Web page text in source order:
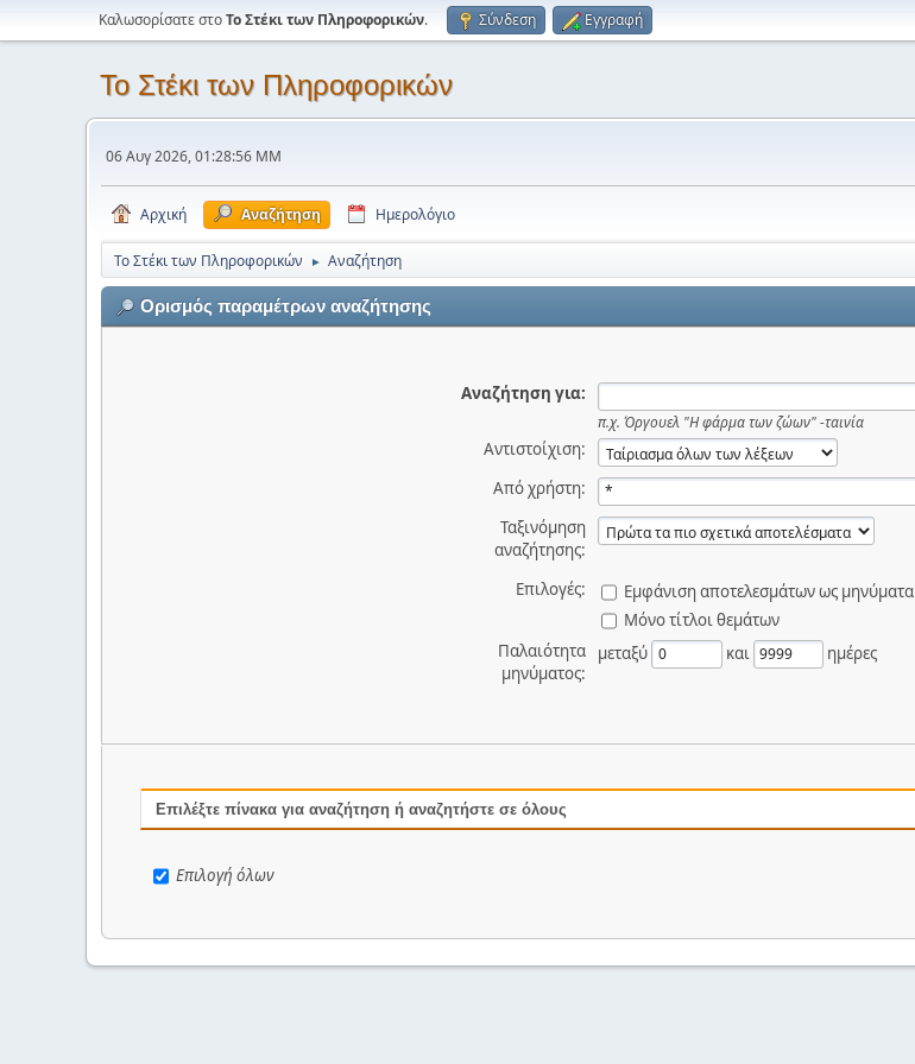
Καλωσορίσατε στοΤο Στέκι των Πληροφορικών. Σύνδεση Εγγραφή
Το Στέκι των Πληροφορικών
06 Αυγ 2026, 01:28:56 ΜΜ
Αρχική Αναζήτηση Ημερολόγιο
Το Στέκι των Πληροφορικών ► Αναζήτηση
Ορισμός παραμέτρων αναζήτησης
Αναζήτηση για:
π.χ. Όργουελ "Η φάρμα των ζώων" -ταινία
Αντιστοίχιση:
Από χρήστη:
Ταξινόμηση
αναζήτησης:
Επιλογές:
Εμφάνιση αποτελεσμάτων ως μηνύματα
Μόνο τίτλοι θεμάτων
Παλαιότητα
μηνύματος:
μεταξύ και ημέρες
Επιλέξτε πίνακα για αναζήτηση ή αναζητήστε σε όλους
Επιλογή όλων